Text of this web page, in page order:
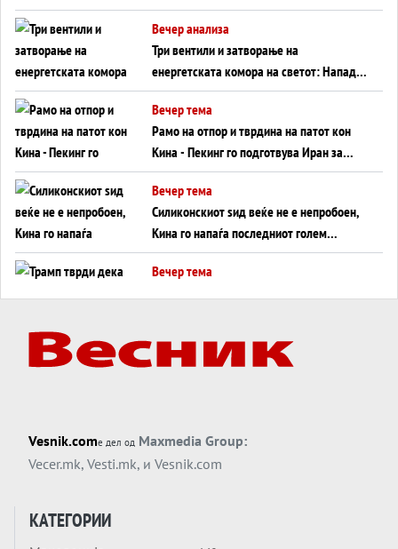
WILDBERRIES
Вечер анализа
Три вентили и затворање на
енергетската комора на светот: Нападот
во Суец најавува глобален енергетски
инфаркт?
Вечер тема
Рамо на отпор и тврдина на патот кон
Кина - Пекинг го подготвува Иран за
американска копнена инвазија
Вечер тема
Силиконскиот ѕид веќе не е непробоен,
Кина го напаѓа последниот голем
монопол на Западот?
Вечер тема
Вечер тема
ДЛАБОКО УДОЛУ: Сметководствените
Вечер тема
АТОМСКО ДОМИНО НА БЛИСКИОТ
ИСТОК
Vesnik.comе дел од Maxmedia Group:
Vecer.mk, Vesti.mk, и Vesnik.com
КАТЕГОРИИ